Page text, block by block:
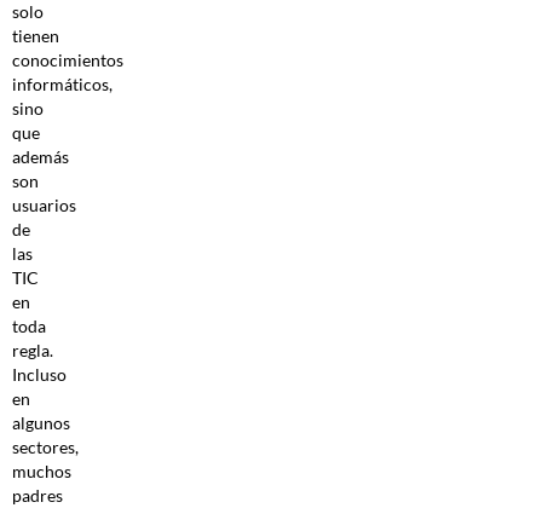
solo
tienen
conocimientos
informáticos,
sino
que
además
son
usuarios
de
las
TIC
en
toda
regla.
Incluso
en
algunos
sectores,
muchos
padres